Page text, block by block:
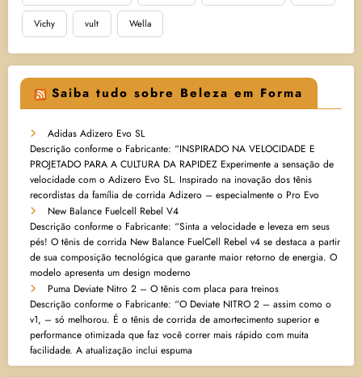
Vichy vult Wella
Saiba tudo sobre Beleza em Forma
Adidas Adizero Evo SL
Descrição conforme o Fabricante: “INSPIRADO NA VELOCIDADE E
PROJETADO PARA A CULTURA DA RAPIDEZ Experimente a sensação de
velocidade com o Adizero Evo SL. Inspirado na inovação dos tênis
recordistas da família de corrida Adizero – especialmente o Pro Evo
New Balance Fuelcell Rebel V4
Descrição conforme o Fabricante: “Sinta a velocidade e leveza em seus
pés! O tênis de corrida New Balance FuelCell Rebel v4 se destaca a partir
de sua composição tecnológica que garante maior retorno de energia. O
modelo apresenta um design moderno
Puma Deviate Nitro 2 – O tênis com placa para treinos
Descrição conforme o Fabricante: “O Deviate NITRO 2 – assim como o
v1, – só melhorou. É o tênis de corrida de amortecimento superior e
performance otimizada que faz você correr mais rápido com muita
facilidade. A atualização inclui espuma